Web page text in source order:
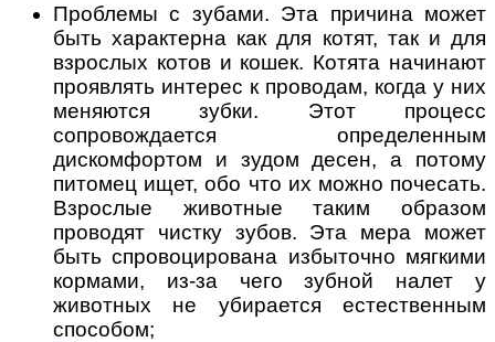
Проблемы с зубами. Эта причина может
быть характерна как для котят, так и для
взрослых котов и кошек. Котята начинают
проявлять интерес к проводам, когда у них
меняются зубки. Этот процесс
сопровождается определенным
дискомфортом и зудом десен, а потому
питомец ищет, обо что их можно почесать.
Взрослые животные таким образом
проводят чистку зубов. Эта мера может
быть спровоцирована избыточно мягкими
кормами, из-за чего зубной налет у
животных не убирается естественным
способом;